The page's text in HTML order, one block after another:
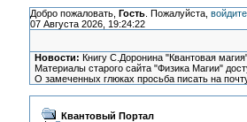
Добро пожаловать, Гость. Пожалуйста, войдите
07 Августа 2026, 19:24:22
Новости: Книгу С.Доронина "Квантовая
Материалы старого сайта "Физика Магии"
О замеченных глюках просьба писать на
Квантовый Портал